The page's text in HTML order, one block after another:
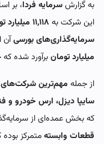
به گزارشسرمایه فردا، بر
این شرکت به ۱۱,۱۱۸ میلیارد تومان
سرمایه‌گذاری‌های بورسیآن
میلیارد تومانبرآورد شده
از جمله مهم‌ترین
سایپا دیزل، ارس خودرو و
که بخش عمده‌ای از
قطعات وابستهمتمرکز